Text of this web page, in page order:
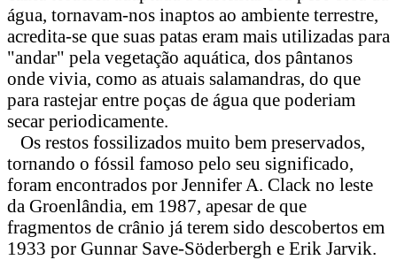
água, tornavam-nos inaptos ao ambiente terrestre,
acredita-se que suas patas eram mais utilizadas para
"andar" pela vegetação aquática, dos pântanos
onde vivia, como as atuais salamandras, do que
para rastejar entre poças de água que poderiam
secar periodicamente.
Os restos fossilizados muito bem preservados,
tornando o fóssil famoso pelo seu significado,
foram encontrados por Jennifer A. Clack no leste
da Groenlândia, em 1987, apesar de que
fragmentos de crânio já terem sido descobertos em
1933 por Gunnar Save-Söderbergh e Erik Jarvik.